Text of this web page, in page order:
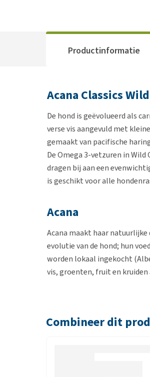
Productinformatie
Acana Classics
De hond is geëvolueerd als
verse vis aangevuld met
gemaakt van pacifische
De Omega 3-vetzuren in
dragen bij aan een
is geschikt voor alle
Acana
Acana maakt haar
evolutie van de hond; hun
worden lokaal ingekocht
vis, groenten, fruit en kruiden
Biologically Appropriate
Combineer dit